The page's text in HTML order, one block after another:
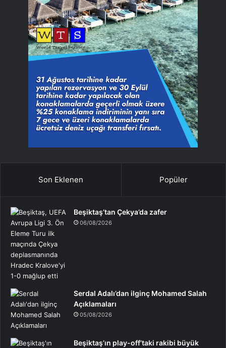
Son Eklenen Popüler
Beşiktaş’tan Çekya’da zafer
06/08/2026
Serdal Adalı’dan ilginç Mohamed Salah
Açıklamaları
05/08/2026
Beşiktaş’ın play-off’taki rakibi büyük